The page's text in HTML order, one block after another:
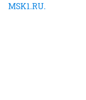
MSK1.RU.